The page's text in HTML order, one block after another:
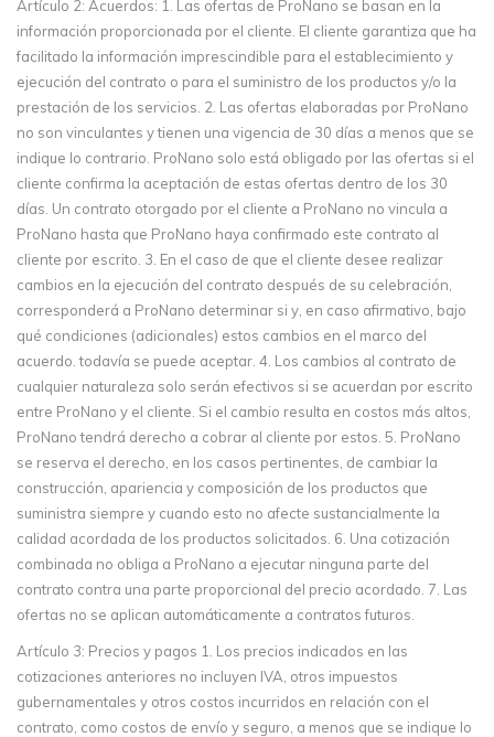
Artículo 2: Acuerdos: 1. Las ofertas de ProNano se basan en la
información proporcionada por el cliente. El cliente garantiza que ha
facilitado la información imprescindible para el establecimiento y
ejecución del contrato o para el suministro de los productos y/o la
prestación de los servicios. 2. Las ofertas elaboradas por ProNano
no son vinculantes y tienen una vigencia de 30 días a menos que se
indique lo contrario. ProNano solo está obligado por las ofertas si el
cliente confirma la aceptación de estas ofertas dentro de los 30
días. Un contrato otorgado por el cliente a ProNano no vincula a
ProNano hasta que ProNano haya confirmado este contrato al
cliente por escrito. 3. En el caso de que el cliente desee realizar
cambios en la ejecución del contrato después de su celebración,
corresponderá a ProNano determinar si y, en caso afirmativo, bajo
qué condiciones (adicionales) estos cambios en el marco del
acuerdo. todavía se puede aceptar. 4. Los cambios al contrato de
cualquier naturaleza solo serán efectivos si se acuerdan por escrito
entre ProNano y el cliente. Si el cambio resulta en costos más altos,
ProNano tendrá derecho a cobrar al cliente por estos. 5. ProNano
se reserva el derecho, en los casos pertinentes, de cambiar la
construcción, apariencia y composición de los productos que
suministra siempre y cuando esto no afecte sustancialmente la
calidad acordada de los productos solicitados. 6. Una cotización
combinada no obliga a ProNano a ejecutar ninguna parte del
contrato contra una parte proporcional del precio acordado. 7. Las
ofertas no se aplican automáticamente a contratos futuros.
Artículo 3: Precios y pagos 1. Los precios indicados en las
cotizaciones anteriores no incluyen IVA, otros impuestos
gubernamentales y otros costos incurridos en relación con el
contrato, como costos de envío y seguro, a menos que se indique lo